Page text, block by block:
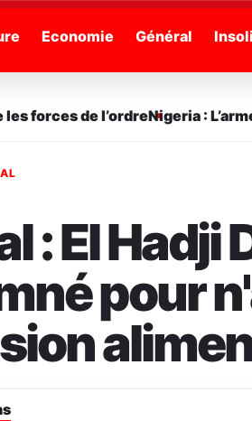
Economie Général
de l’ordreNigeria : L’armée
: El Hadji
pour